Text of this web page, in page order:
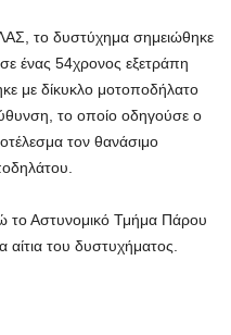
το δυστύχημα σημειώθηκε
ένας 54χρονος εξετράπη
με δίκυκλο μοτοποδήλατο
το οποίο οδηγούσε ο
τον θανάσιμο
το Αστυνομικό Τμήμα Πάρου
αίτια του δυστυχήματος.